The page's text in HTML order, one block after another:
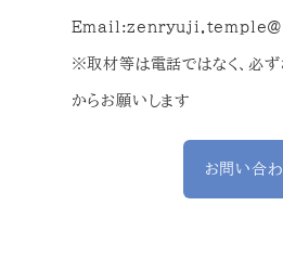
Email:
※取材等は電話ではなく、必
からお願いします
お問い合